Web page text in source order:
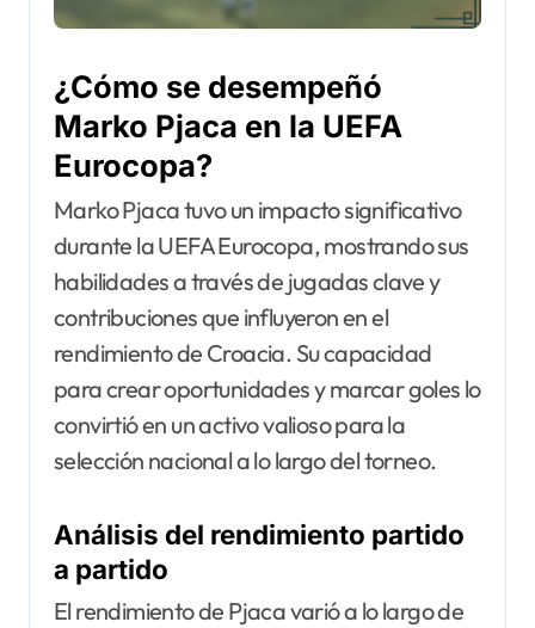
¿Cómo se desempeñó
Marko Pjaca en la UEFA
Eurocopa?
Marko Pjaca tuvo un impacto significativo
durante la UEFA Eurocopa, mostrando sus
habilidades a través de jugadas clave y
contribuciones que influyeron en el
rendimiento de Croacia. Su capacidad
para crear oportunidades y marcar goles lo
convirtió en un activo valioso para la
selección nacional a lo largo del torneo.
Análisis del rendimiento partido
a partido
El rendimiento de Pjaca varió a lo largo de